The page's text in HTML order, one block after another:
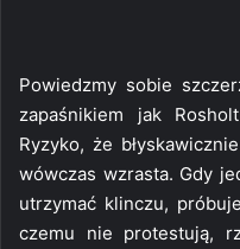
Powiedzmy sobie
zapaśnikiem jak
Ryzyko, że
wówczas wzrasta. Gdy
utrzymać klinczu,
czemu nie protestują,